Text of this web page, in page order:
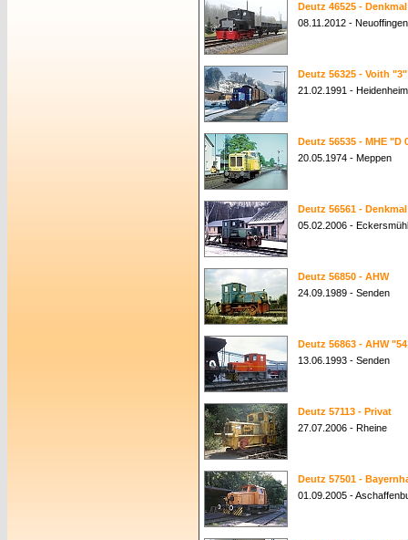
Deutz 46525 - Denkmal
08.11.2012 - Neuoffingen
Deutz 56325 - Voith "3"
21.02.1991 - Heidenheim
Deutz 56535 - MHE "D
20.05.1974 - Meppen
Deutz 56561 - Denkmal
05.02.2006 -
Deutz 56850 - AHW
24.09.1989 - Senden
Deutz 56863 - AHW
13.06.1993 - Senden
Deutz 57113 - Privat
27.07.2006 - Rheine
Deutz 57501 -
01.09.2005 -